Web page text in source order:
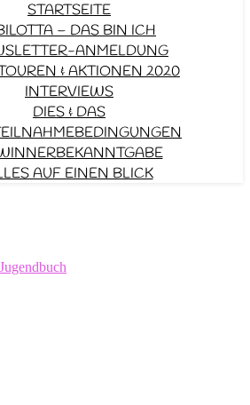
STARTSEITE
– DAS BIN ICH
ANMELDUNG
& AKTIONEN 2020
INTERVIEWS
DIES & DAS
AUF EINEN BLICK
Jugendbuch